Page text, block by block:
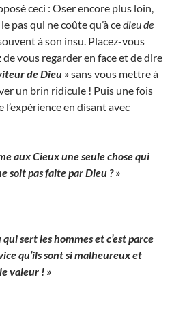
ceci : Oser encore plus loin,
pas qui ne coûte qu’à cedieu de
à son insu. Placez-vous
vous regarder en face et de dire
de Dieu »sans vous mettre à
un brin ridicule ! Puis une fois
en disant avec
aux Cieux une seule chose qui
soit pas faite par Dieu ? »
sert les hommes et c’est parce
qu’ils sont si malheureux et
valeur ! »